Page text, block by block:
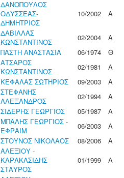
ΔΑΝΟΠΟΥΛΟΣ
ΟΔΥΣΣΕΑΣ-
ΔΗΜΗΤΡΙΟΣ
10/2002 Α
ΔΑΒΙΛΛΑΣ
ΚΩΝΣΤΑΝΤΙΝΟΣ
02/2004
Α
ΠΑΣΤΗ ΑΝΑΣΤΑΣΙΑ 06/1974
Θ
ΑΤΣΑΡΟΣ
ΚΩΝΣΤΑΝΤΙΝΟΣ
02/1981
Α
ΚΕΦΑΛΑΣ ΣΩΤΗΡΙΟΣ 09/2003
Α
ΣΤΕΦΑΝΗΣ
ΑΛΕΞΑΝΔΡΟΣ
02/1994
Α
ΣΙΔΕΡΗΣ ΓΕΩΡΓΙΟΣ 05/1987
Α
ΜΠΑΛΗΣ ΓΕΩΡΓΙΟΣ -
ΕΦΡΑΙΜ
06/2003
Α
ΣΤΟΥΝΟΣ ΝΙΚΟΛΑΟΣ 08/2006
Α
ΑΛΕΞΙΟΥ -
ΚΑΡΑΚΑΣΙΔΗΣ
ΣΤΑΥΡΟΣ
01/1999 Α